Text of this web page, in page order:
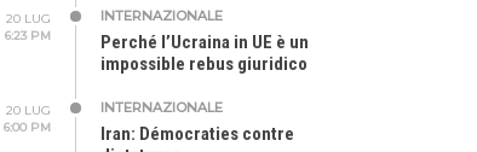
20 LUG
6:23 PM
INTERNAZIONALE
Perché l’Ucraina in UE è un
impossible rebus giuridico
20 LUG
6:00 PM
INTERNAZIONALE
Iran: Démocraties contre